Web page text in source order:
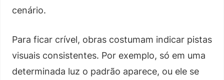
cenário.
Para ficar crível, obras costumam indicar pistas
visuais consistentes. Por exemplo, só em uma
determinada luz o padrão aparece, ou ele se